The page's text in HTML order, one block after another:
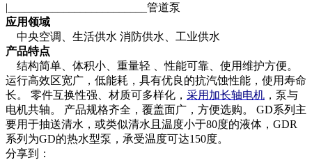
|_________________________管道泵
应用领域
中央空调、生活供水 消防供水、工业供水
产品特点
结构简单、体积小、重量轻 、性能可靠、使用维护方便。
运行高效区宽广，低能耗，具有优良的抗汽蚀性能，使用寿命
长。 零件互换性强、材质可多样化， 采用加长轴电机 ，泵与
电机共轴。 产品规格齐全，覆盖面广，方便选购。 GD系列主
要用于抽送清水，或类似清水且温度小于80度的液体，GDR
系列为GD的热水型泵，承受温度可达150度。
分享到：